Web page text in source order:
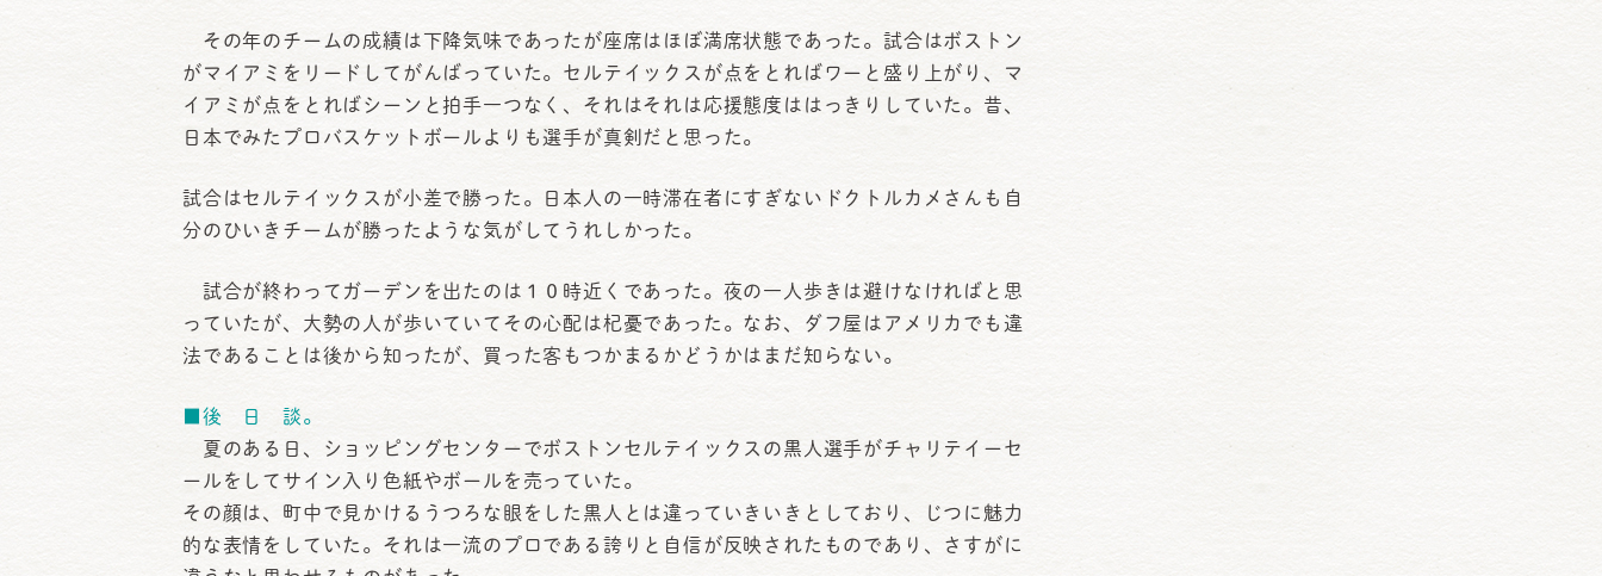
その年のチームの成績は下降気味であったが座席はほぼ満席状態であった。試合はボストン
がマイアミをリードしてがんばっていた。セルテイックスが点をとればワーと盛り上がり、マ
イアミが点をとればシーンと拍手一つなく、それはそれは応援態度ははっきりしていた。昔、
日本でみたプロバスケットボールよりも選手が真剣だと思った。
試合はセルテイックスが小差で勝った。日本人の一時滞在者にすぎないドクトルカメさんも自
分のひいきチームが勝ったような気がしてうれしかった。
試合が終わってガーデンを出たのは１０時近くであった。夜の一人歩きは避けなければと思
っていたが、大勢の人が歩いていてその心配は杞憂であった。なお、ダフ屋はアメリカでも違
法であることは後から知ったが、買った客もつかまるかどうかはまだ知らない。
■後 日 談。
夏のある日、ショッピングセンターでボストンセルテイックスの黒人選手がチャリテイーセ
ールをしてサイン入り色紙やボールを売っていた。
その顔は、町中で見かけるうつろな眼をした黒人とは違っていきいきとしており、じつに魅力
的な表情をしていた。それは一流のプロである誇りと自信が反映されたものであり、さすがに